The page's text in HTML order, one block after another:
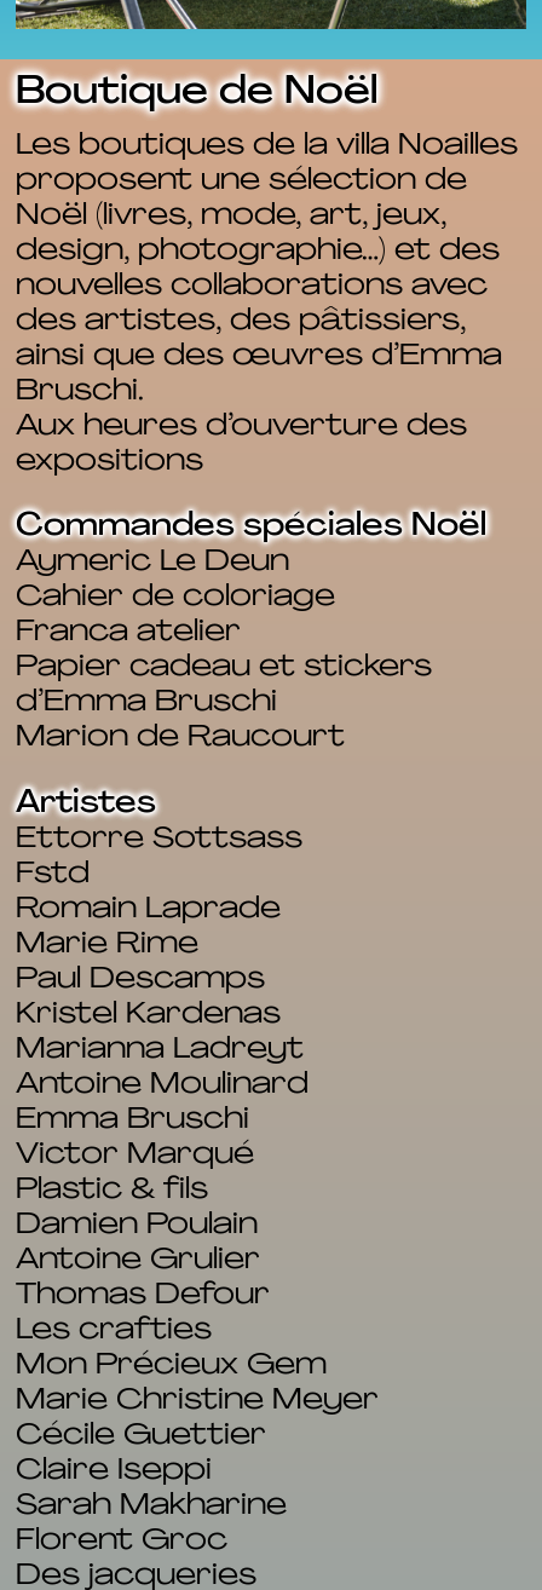
Boutique de Noël
Les boutiques de la villa Noailles
proposent une sélection de
Noël (livres, mode, art, jeux,
design, photographie…) et des
nouvelles collaborations avec
des artistes, des pâtissiers,
ainsi que des œuvres d’Emma
Bruschi.
Aux heures d’ouverture des
expositions
Commandes spéciales Noël
Aymeric Le Deun
Cahier de coloriage
Franca atelier
Papier cadeau et stickers
d’Emma Bruschi
Marion de Raucourt
Artistes
Ettorre Sottsass
Fstd
Romain Laprade
Marie Rime
Paul Descamps
Kristel Kardenas
Marianna Ladreyt
Antoine Moulinard
Emma Bruschi
Victor Marqué
Plastic & fils
Damien Poulain
Antoine Grulier
Thomas Defour
Les crafties
Mon Précieux Gem
Marie Christine Meyer
Cécile Guettier
Claire Iseppi
Sarah Makharine
Florent Groc
Des jacqueries